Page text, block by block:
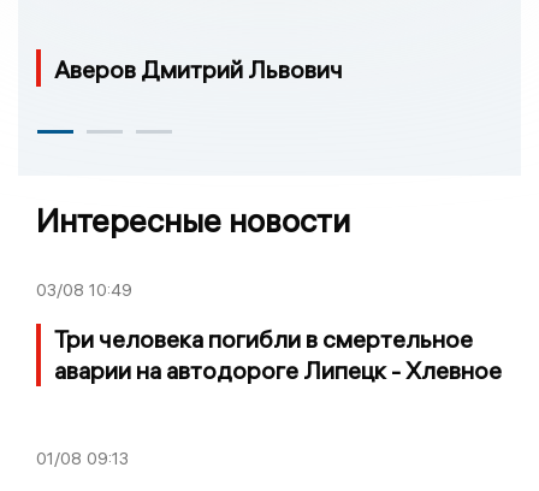
Аверов Дмитрий Львович
Интересные новости
03/08 10:49
Три человека погибли в смертельное
аварии на автодороге Липецк - Хлевное
01/08 09:13